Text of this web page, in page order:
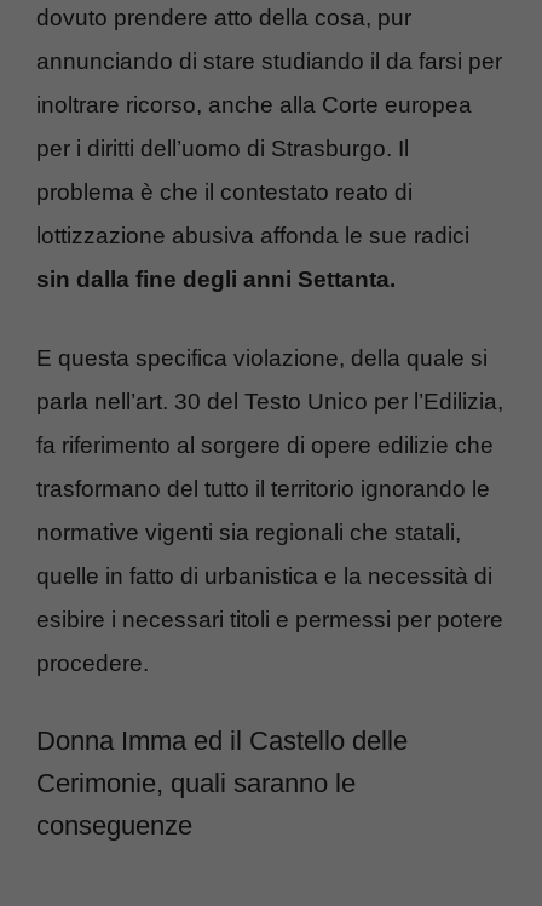
dovuto prendere atto della cosa, pur
annunciando di stare studiando il da farsi per
inoltrare ricorso, anche alla Corte europea
per i diritti dell’uomo di Strasburgo. Il
problema è che il contestato reato di
lottizzazione abusiva affonda le sue radici
sin dalla fine degli anni Settanta.
E questa specifica violazione, della quale si
parla nell’art. 30 del Testo Unico per l’Edilizia,
fa riferimento al sorgere di opere edilizie che
trasformano del tutto il territorio ignorando le
normative vigenti sia regionali che statali,
quelle in fatto di urbanistica e la necessità di
esibire i necessari titoli e permessi per potere
procedere.
Donna Imma ed il Castello delle
Cerimonie, quali saranno le
conseguenze